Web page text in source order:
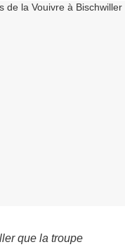
que la troupe